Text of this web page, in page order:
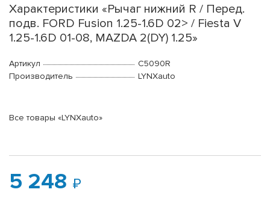
Характеристики «Рычаг нижний R / Перед.
подв. FORD Fusion 1.25-1.6D 02> / Fiesta V
1.25-1.6D 01-08, MAZDA 2(DY) 1.25»
Артикул
C5090R
Производитель
LYNXauto
Все товары «LYNXauto»
5 248